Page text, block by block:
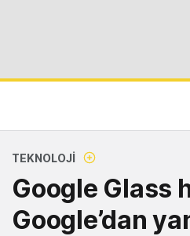
TEKNOLOJI
Google Glass
Google’dan